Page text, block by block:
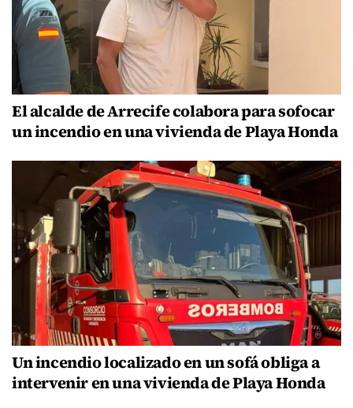
El alcalde de Arrecife colabora para sofocar
un incendio en una vivienda de Playa Honda
Un incendio localizado en un sofá obliga a
intervenir en una vivienda de Playa Honda